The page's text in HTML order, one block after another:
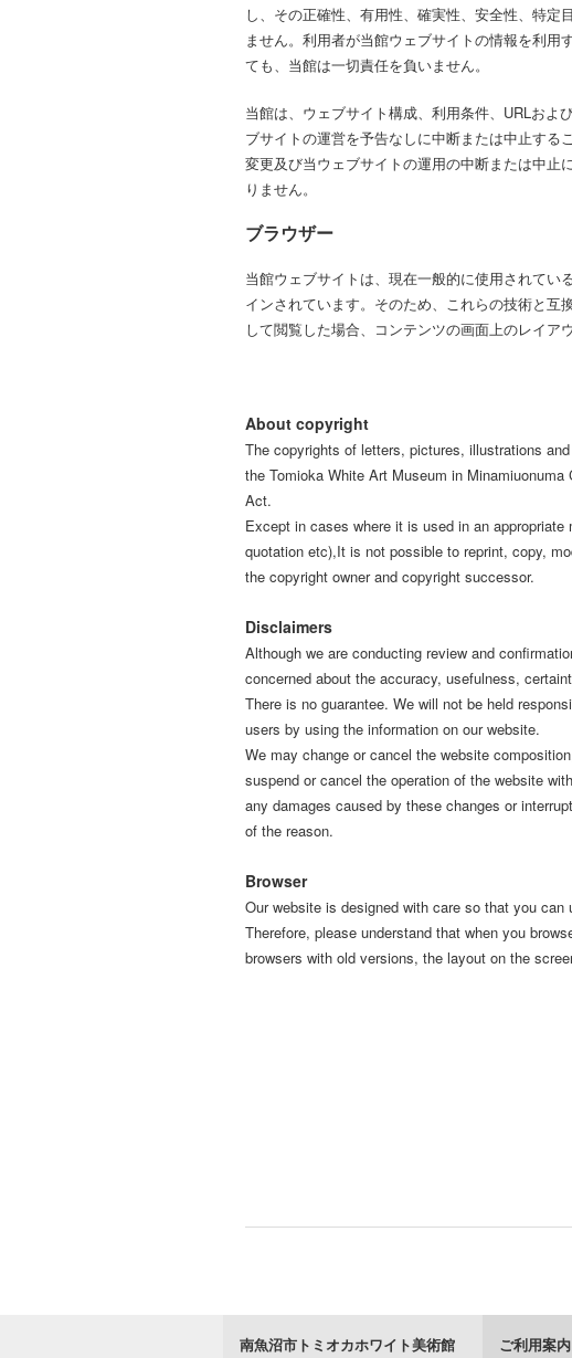
し、その正確性、有用性、確実性、安全性、特定
ません。利用者が当館ウェブサイトの情報を利
ても、当館は一切責任を負いません。
当館は、ウェブサイト構成、利用条件、URLおよ
ブサイトの運営を予告なしに中断または中止する
変更及び当ウェブサイトの運用の中断または中止
りません。
ブラウザー
当館ウェブサイトは、現在一般的に使用されて
インされています。そのため、これらの技術と
して閲覧した場合、コンテンツの画面上のレイア
About copyright
The copyrights of letters, pictures, illustrations
the Tomioka White Art Museum in
Act.
Except in cases where it is used in an
quotation etc),It is not possible to reprint, copy,
the copyright owner and copyright successor.
Disclaimers
Although we are conducting review and
concerned about the accuracy, usefulness,
There is no guarantee. We will not be held
users by using the information on our website.
We may change or cancel the website
suspend or cancel the operation of the website
any damages caused by these changes or
of the reason.
Browser
Our website is designed with care so that you
Therefore, please understand that when you
browsers with old versions, the layout on the
南魚沼市トミオカホワイト美術館 ご利用案内